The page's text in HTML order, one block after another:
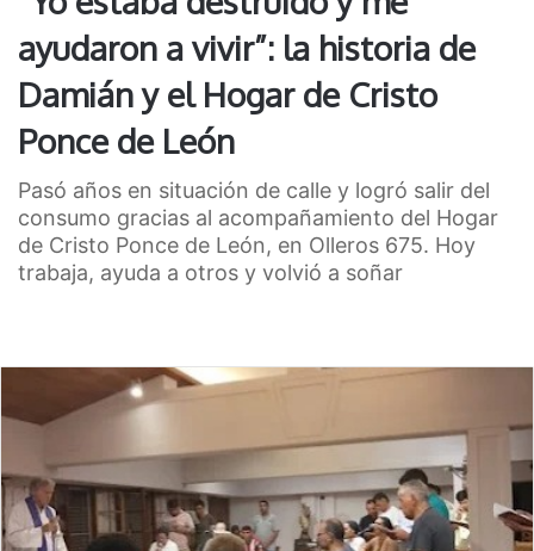
ayudaron a vivir”: la historia de
Damián y el Hogar de Cristo
Ponce de León
Pasó años en situación de calle y logró salir del
consumo gracias al acompañamiento del Hogar
de Cristo Ponce de León, en Olleros 675. Hoy
trabaja, ayuda a otros y volvió a soñar